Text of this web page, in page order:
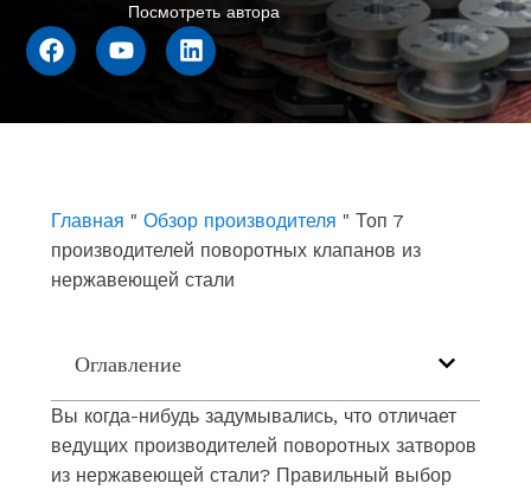
Посмотреть автора
F
a
k
Y
o
L
i
n
Главная " Обзор производителя " Топ 7
производителей поворотных клапанов из
нержавеющей стали
Оглавление
Вы когда-нибудь задумывались, что отличает
ведущих производителей поворотных затворов
из нержавеющей стали? Правильный выбор